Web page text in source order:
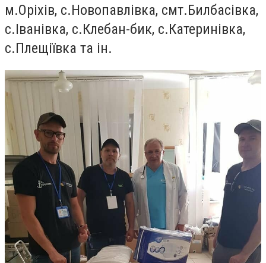
м.Оріхів, с.Новопавлівка, смт.Билбасівка,
с.Іванівка, с.Клебан-бик, с.Катеринівка,
с.Плещіївка та ін.